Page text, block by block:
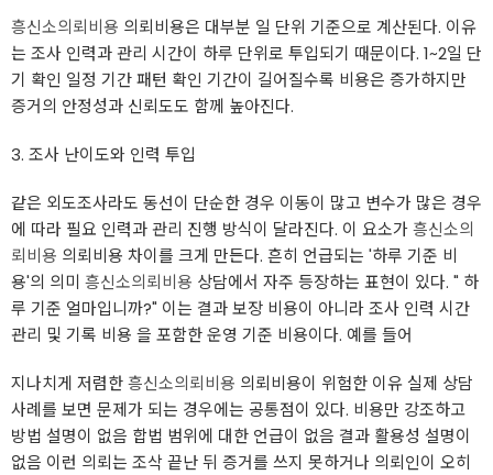
흥신소의뢰비용 의뢰비용은 대부분 일 단위 기준으로 계산된다. 이유
는 조사 인력과 관리 시간이 하루 단위로 투입되기 때문이다. 1~2일 단
기 확인 일정 기간 패턴 확인 기간이 길어질수록 비용은 증가하지만
증거의 안정성과 신뢰도도 함께 높아진다.
3. 조사 난이도와 인력 투입
같은 외도조사라도 동선이 단순한 경우 이동이 많고 변수가 많은 경우
에 따라 필요 인력과 관리 진행 방식이 달라진다. 이 요소가흥신소의
뢰비용 의뢰비용 차이를 크게 만든다. 흔히 언급되는 '하루 기준 비
용'의 의미 흥신소의뢰비용 상담에서 자주 등장하는 표현이 있다. " 하
루 기준 얼마입니까?" 이는 결과 보장 비용이 아니라 조사 인력 시간
관리 및 기록 비용 을 포함한 운영 기준 비용이다. 예를 들어
지나치게 저렴한흥신소의뢰비용 의뢰비용이 위험한 이유 실제 상담
사례를 보면 문제가 되는 경우에는 공통점이 있다. 비용만 강조하고
방법 설명이 없음 합법 범위에 대한 언급이 없음 결과 활용성 설명이
없음 이런 의뢰는 조삭 끝난 뒤 증거를 쓰지 못하거나 의뢰인이 오히